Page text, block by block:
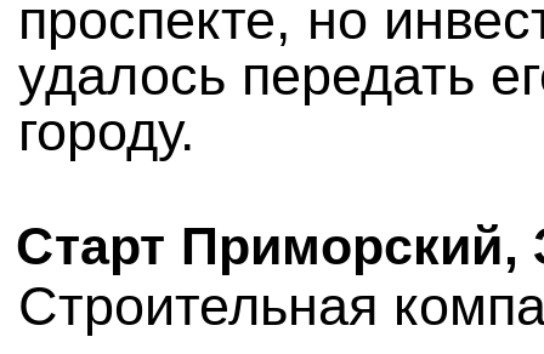
проспекте, но
удалось передать
городу.
Старт
Строительная